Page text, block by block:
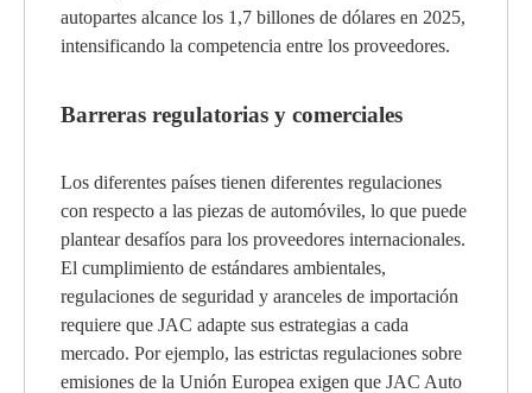
autopartes alcance los 1,7 billones de dólares en 2025,
intensificando la competencia entre los proveedores.
Barreras regulatorias y comerciales
Los diferentes países tienen diferentes regulaciones
con respecto a las piezas de automóviles, lo que puede
plantear desafíos para los proveedores internacionales.
El cumplimiento de estándares ambientales,
regulaciones de seguridad y aranceles de importación
requiere que JAC adapte sus estrategias a cada
mercado. Por ejemplo, las estrictas regulaciones sobre
emisiones de la Unión Europea exigen que JAC Auto